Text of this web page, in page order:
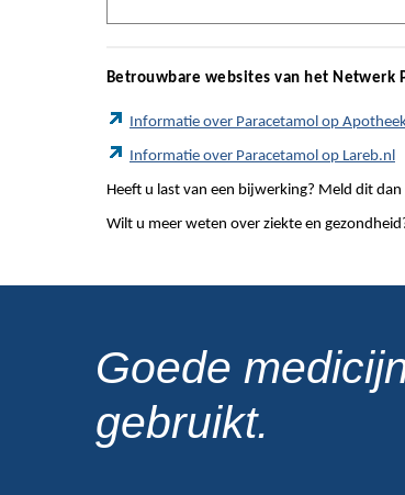
Betrouwbare websites van het Netwerk
Informatie over Paracetamol op
Informatie over Paracetamol op Lareb.nl
Heeft u last van een bijwerking? Meld dit
Wilt u meer weten over ziekte en
Goede
gebruikt.